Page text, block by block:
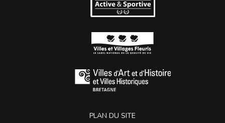
PLAN DU SITE